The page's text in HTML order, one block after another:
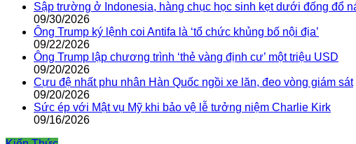
Sập trường ở Indonesia, hàng chục học sinh kẹt dưới đống đổ
09/30/2026
Ông Trump ký lệnh coi Antifa là ‘tổ chức khủng bố nội địa’
09/22/2026
Ông Trump lập chương trình ‘thẻ vàng định cư’ một triệu USD
09/20/2026
Cựu đệ nhất phu nhân Hàn Quốc ngồi xe lăn, đeo vòng giám sát
09/20/2026
Sức ép với Mật vụ Mỹ khi bảo vệ lễ tưởng niệm Charlie Kirk
09/16/2026